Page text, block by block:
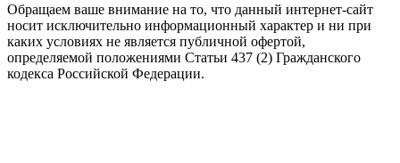
Обращаем ваше внимание на то, что данный интернет-сайт
носит исключительно информационный характер и ни при
каких условиях не является публичной офертой,
определяемой положениями Статьи 437 (2) Гражданского
кодекса Российской Федерации.